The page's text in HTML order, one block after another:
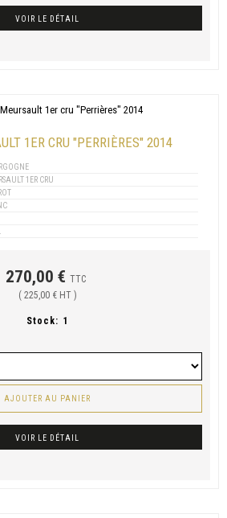
VOIR LE DÉTAIL
1ER CRU "PERRIÈRES" 2014
1ER CRU
270,00 € TTC
( 225,00 € HT )
Stock: 1
AJOUTER AU PANIER
VOIR LE DÉTAIL